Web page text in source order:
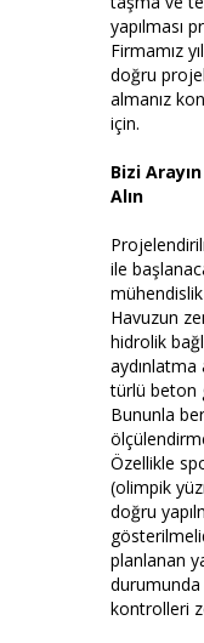
yapılması
Firmamız
doğru
almanız
için.
Bizi
Alın
ile
Havuzun
hidrolik
türlü beton
Bununla
Özellikle
(olimpik
doğru
planlanan
kontrolleri